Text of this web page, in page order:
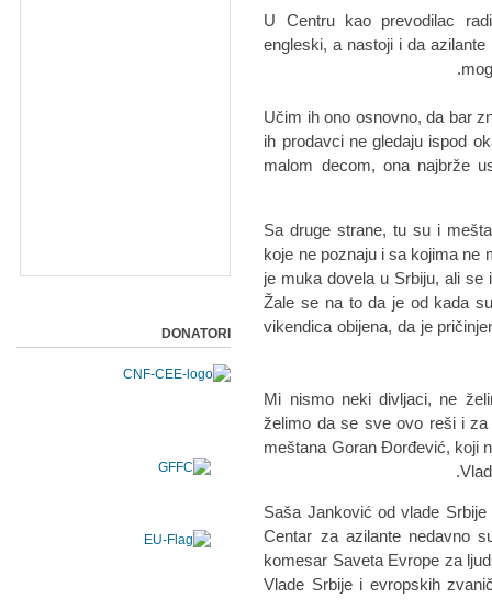
U Centru kao prevodilac
engleski, a nastoji i da
- Učim ih ono osnovno, da bar
ih prodavci ne gledaju ispod
malom decom, ona najbrže
Sa druge strane, tu su i
koje ne poznaju i sa kojima ne
je muka dovela u Srbiju, ali
Žale se na to da je od kada
vikendica obijena, da je
- Mi nismo neki divljaci, ne
želimo da se sve ovo reši i
meštana Goran Đorđević, koji
Saša Janković od vlade
Centar za azilante nedavno
komesar Saveta Evrope za
Vlade Srbije i evropskih
DONATORI